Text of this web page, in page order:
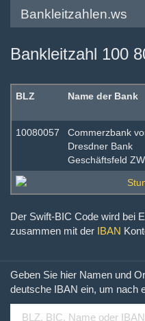
Bankleitzahlen.ws
Bankleitzahl 100
BLZ Name der Bank
10080057
Commerzbank
Dresdner Bank
Geschäftsfeld
Der Swift-BIC Code wird bei
zusammen mit der IBAN
Geben Sie hier Namen und
deutsche IBAN ein, um nach